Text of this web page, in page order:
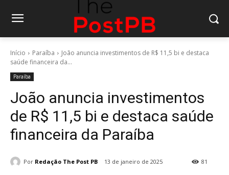
Início Paraíba
João anuncia investimentos de R$ 11,5 bi e destaca
saúde financeira da...
Paraíba
João anuncia investimentos
de R$ 11,5 bi e destaca saúde
financeira da Paraíba
Por Redação The Post PB 13 de janeiro de 2025 81